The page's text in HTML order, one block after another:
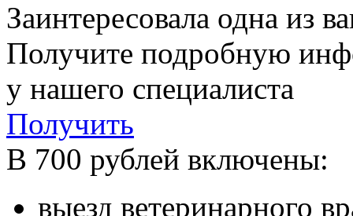
Заинтересовала одна из
Получите подробную
у нашего специалиста
Получить
В 700 рублей включены:
выезд ветеринарного